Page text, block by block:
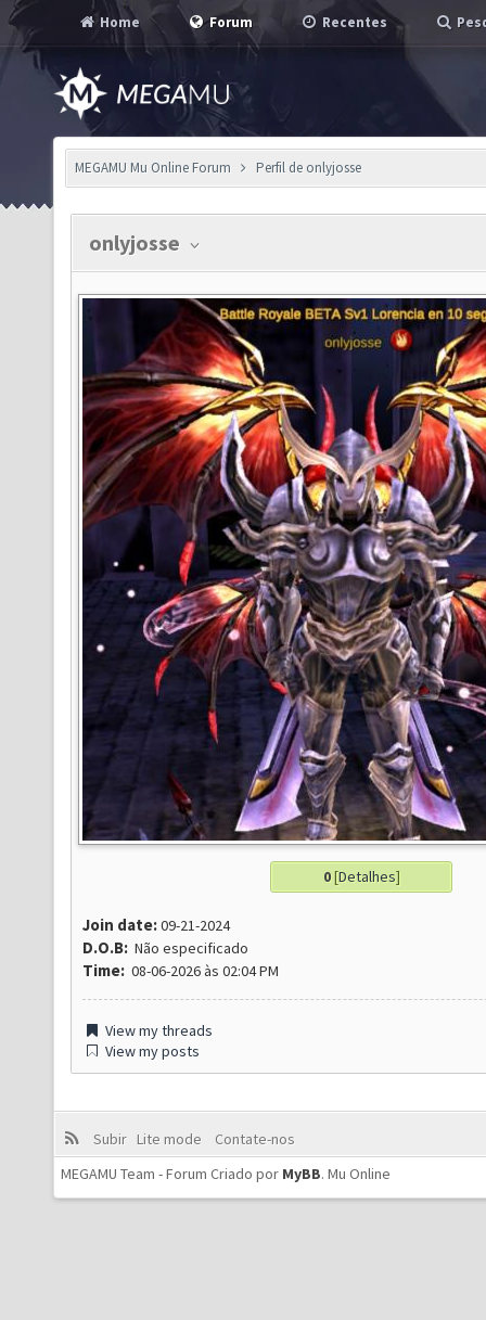
Home Forum Recentes
MEGAMU Mu Online Forum Perfil de onlyjosse
onlyjosse
0[Detalhes]
Join date:09-21-2024
D.O.B: Não especificado
Time: 08-06-2026 às 02:04 PM
View my threads
View my posts
Subir Lite mode
Contate-nos
MEGAMU Team - Forum Criado por MyBB. Mu Online